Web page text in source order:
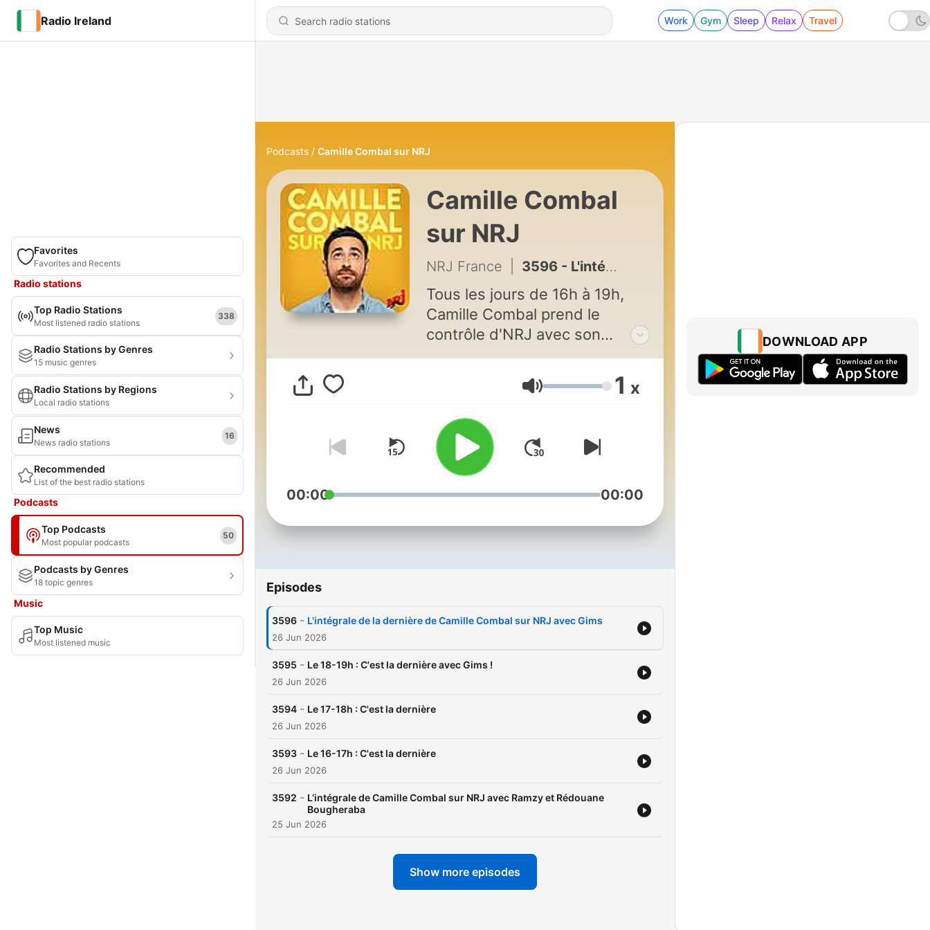
Radio Ireland Work Gym Sleep Relax Travel
Favorites
Favorites and Recents
Radio stations
Top Radio Stations
Most listened radio stations
338
Radio Stations by Genres
15 music genres
Radio Stations by Regions
Local radio stations
News
News radio stations
16
Recommended
List of the best radio stations
Podcasts
Top Podcasts
Most popular podcasts
50
Podcasts by Genres
18 topic genres
Music
Top Music
Most listened music
Podcasts Camille Combal sur NRJ
Camille Combal
sur NRJ
NRJ France 3596 - L'intégrale de la dernière de Camille Combal sur NRJ avec Gims
Tous les jours de 16h à 19h,
Camille Combal prend le
contrôle d'NRJ avec son
équipe en direct. Anecdotes,
jeux, et invités, abonnez-vous
et retrouvez les meilleurs
moments et les intégrales de
l’émission.
Volume 1 x
00:00 00:00
Episodes
3596 - L'intégrale de la dernière de Camille Combal sur NRJ avec Gims
26 Jun 2026
3595 - Le 18-19h : C'est la dernière avec Gims !
26 Jun 2026
3594 - Le 17-18h : C'est la dernière
26 Jun 2026
3593 - Le 16-17h : C'est la dernière
26 Jun 2026
3592 - L’intégrale de Camille Combal sur NRJ avec Ramzy et Rédouane
Bougheraba
25 Jun 2026
Show more episodes
DOWNLOAD APP